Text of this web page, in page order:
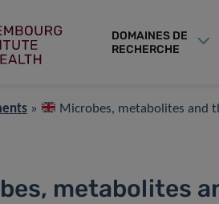
DOMAINES DE
RECHERCHE
» Microbes, metabolites and
metabolites